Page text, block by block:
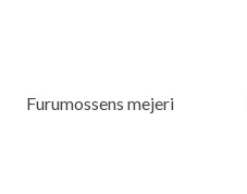
Furumossens mejeri